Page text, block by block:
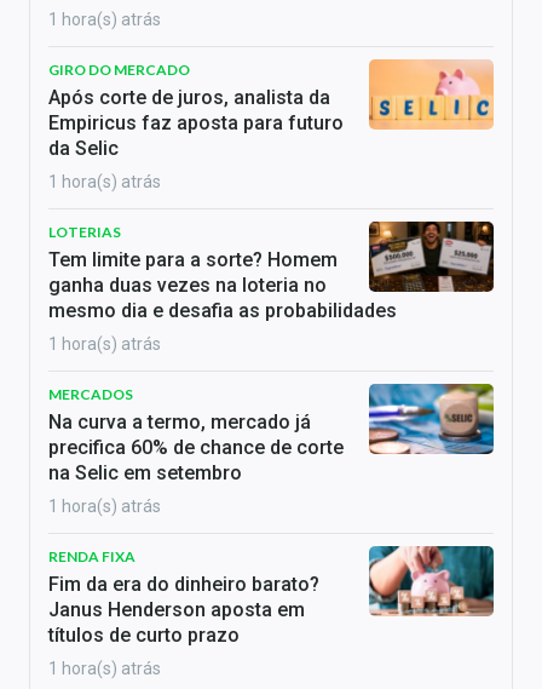
1 hora(s) atrás
GIRO DO MERCADO
Após corte de juros, analista da
Empiricus faz aposta para futuro
da Selic
1 hora(s) atrás
LOTERIAS
Tem limite para a sorte? Homem
ganha duas vezes na loteria no
mesmo dia e desafia as probabilidades
1 hora(s) atrás
MERCADOS
Na curva a termo, mercado já
precifica 60% de chance de corte
na Selic em setembro
1 hora(s) atrás
RENDA FIXA
Fim da era do dinheiro barato?
Janus Henderson aposta em
títulos de curto prazo
1 hora(s) atrás